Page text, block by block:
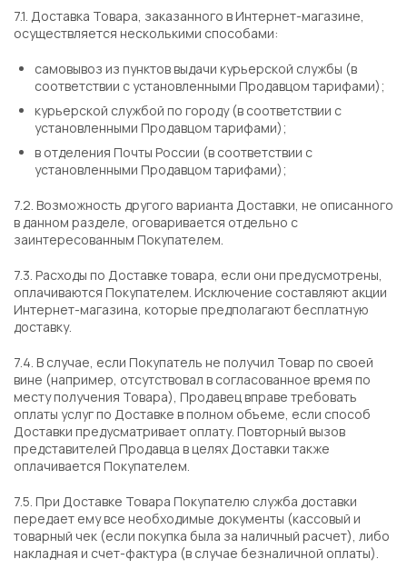
7.1. Доставка Товара, заказанного в Интернет-магазине,
осуществляется несколькими способами:
самовывоз из пунктов выдачи курьерской службы (в
соответствии с установленными Продавцом тарифами);
курьерской службой по городу (в соответствии с
установленными Продавцом тарифами);
в отделения Почты России (в соответствии с
установленными Продавцом тарифами);
7.2. Возможность другого варианта Доставки, не описанного
в данном разделе, оговаривается отдельно с
заинтересованным Покупателем.
7.3. Расходы по Доставке товара, если они предусмотрены,
оплачиваются Покупателем. Исключение составляют акции
Интернет-магазина, которые предполагают бесплатную
доставку.
7.4. В случае, если Покупатель не получил Товар по своей
вине (например, отсутствовал в согласованное время по
месту получения Товара), Продавец вправе требовать
оплаты услуг по Доставке в полном объеме, если способ
Доставки предусматривает оплату. Повторный вызов
представителей Продавца в целях Доставки также
оплачивается Покупателем.
7.5. При Доставке Товара Покупателю служба доставки
передает ему все необходимые документы (кассовый и
товарный чек (если покупка была за наличный расчет), либо
накладная и счет-фактура (в случае безналичной оплаты).